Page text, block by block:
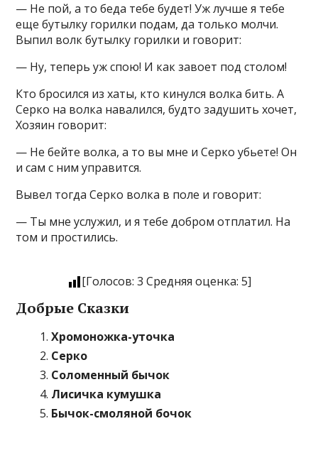
— Не пой, а то беда тебе будет! Уж лучше я тебе
еще бутылку горилки подам, да только молчи.
Выпил волк бутылку горилки и говорит:
— Ну, теперь уж спою! И как завоет под столом!
Кто бросился из хаты, кто кинулся волка бить. А
Серко на волка навалился, будто задушить хочет,
Хозяин говорит:
— Не бейте волка, а то вы мне и Серко убьете! Он
и сам с ним управится.
Вывел тогда Серко волка в поле и говорит:
— Ты мне услужил, и я тебе добром отплатил. На
том и простились.
[Голосов: 3 Средняя оценка: 5]
Добрые Сказки
Хромоножка-уточка
Серко
Соломенный бычок
Лисичка кумушка
Бычок-смоляной бочок